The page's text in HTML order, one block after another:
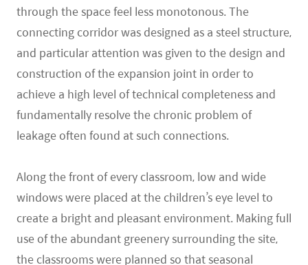
through the space feel less monotonous. The
connecting corridor was designed as a steel structure,
and particular attention was given to the design and
construction of the expansion joint in order to
achieve a high level of technical completeness and
fundamentally resolve the chronic problem of
leakage often found at such connections.
Along the front of every classroom, low and wide
windows were placed at the children’s eye level to
create a bright and pleasant environment. Making full
use of the abundant greenery surrounding the site,
the classrooms were planned so that seasonal